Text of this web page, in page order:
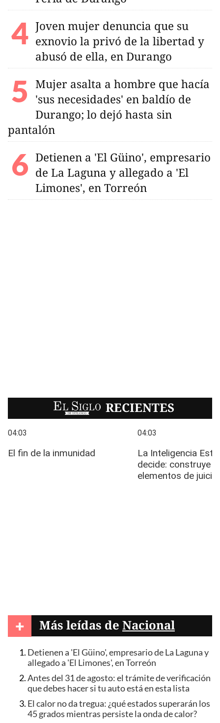
Joven mujer denuncia que su
exnovio la privó de la libertad y
abusó de ella, en Durango
Mujer asalta a hombre que hacía
'sus necesidades' en baldío de
Durango; lo dejó hasta sin
pantalón
Detienen a 'El Güino', empresario
de La Laguna y allegado a 'El
Limones', en Torreón
EL SIGLO RECIENTES
+ Más leídas de Nacional
Detienen a 'El Güino', empresario de La Laguna y
allegado a 'El Limones', en Torreón
Antes del 31 de agosto: el trámite de verificación
que debes hacer si tu auto está en esta lista
El calor no da tregua: ¿qué estados superarán los
45 grados mientras persiste la onda de calor?